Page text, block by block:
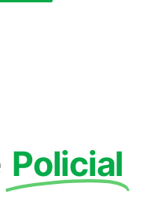
Policial